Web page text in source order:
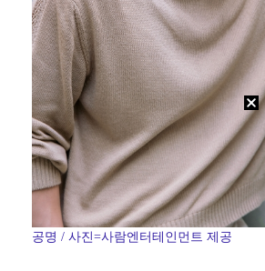
공명 / 사진=사람엔터테인먼트 제공